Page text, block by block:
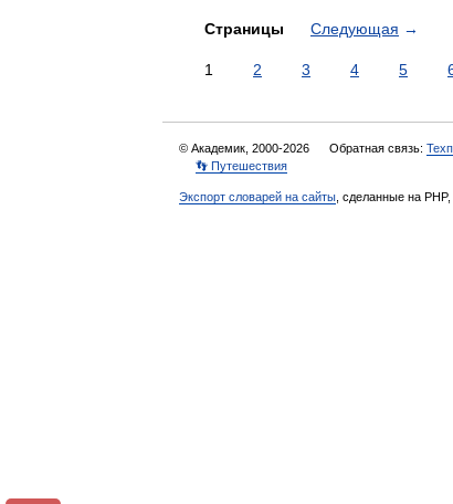
Страницы Следующая →
1 2 3 4 5
© Академик, 2000-2026 Обратная связь:
👣 Путешествия
Экспорт словарей на сайты , сделанные на PHP,